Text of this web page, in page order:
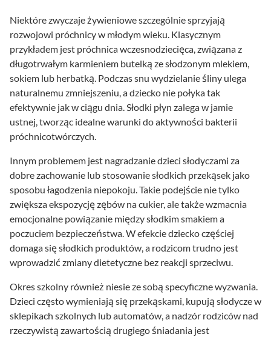
Niektóre zwyczaje żywieniowe szczególnie sprzyjają
rozwojowi próchnicy w młodym wieku. Klasycznym
przykładem jest próchnica wczesnodziecięca, związana z
długotrwałym karmieniem butelką ze słodzonym mlekiem,
sokiem lub herbatką. Podczas snu wydzielanie śliny ulega
naturalnemu zmniejszeniu, a dziecko nie połyka tak
efektywnie jak w ciągu dnia. Słodki płyn zalega w jamie
ustnej, tworząc idealne warunki do aktywności bakterii
próchnicotwórczych.
Innym problemem jest nagradzanie dzieci słodyczami za
dobre zachowanie lub stosowanie słodkich przekąsek jako
sposobu łagodzenia niepokoju. Takie podejście nie tylko
zwiększa ekspozycję zębów na cukier, ale także wzmacnia
emocjonalne powiązanie między słodkim smakiem a
poczuciem bezpieczeństwa. W efekcie dziecko częściej
domaga się słodkich produktów, a rodzicom trudno jest
wprowadzić zmiany dietetyczne bez reakcji sprzeciwu.
Okres szkolny również niesie ze sobą specyficzne wyzwania.
Dzieci często wymieniają się przekąskami, kupują słodycze w
sklepikach szkolnych lub automatów, a nadzór rodziców nad
rzeczywistą zawartością drugiego śniadania jest